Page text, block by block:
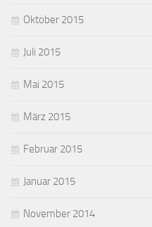
Oktober 2015
Juli 2015
Mai 2015
März 2015
Februar 2015
Januar 2015
November 2014